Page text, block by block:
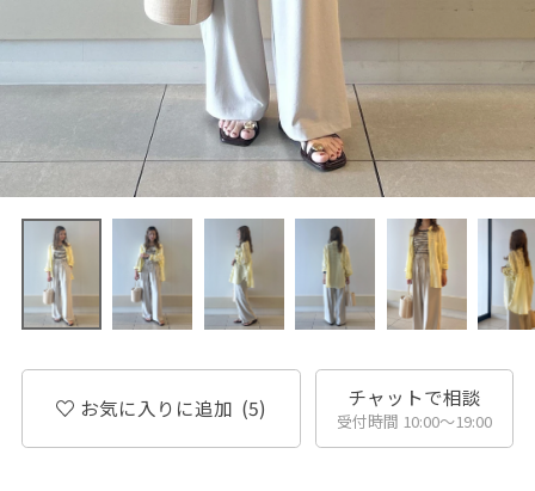
お気に入りに追加 (5) チャットで相談
受付時間 10:00〜19:00